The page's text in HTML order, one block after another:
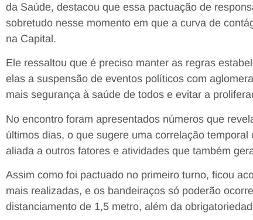
da Saúde, destacou que essa pactuação de
sobretudo nesse momento em que a curva de
na Capital.
Ele ressaltou que é preciso manter as regras
elas a suspensão de eventos políticos com
mais segurança à saúde de todos e evitar a
No encontro foram apresentados números que
últimos dias, o que sugere uma correlação
aliada a outros fatores e atividades que também
Assim como foi pactuado no primeiro turno, ficou
mais realizadas, e os bandeiraços só poderão
distanciamento de 1,5 metro, além da